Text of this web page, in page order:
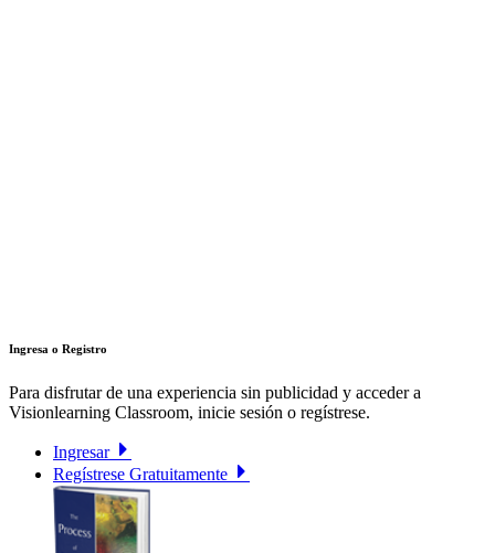
Ingresa o Registro
Para disfrutar de una experiencia sin publicidad y acceder a
Visionlearning Classroom, inicie sesión o regístrese.
Ingresar
Regístrese Gratuitamente